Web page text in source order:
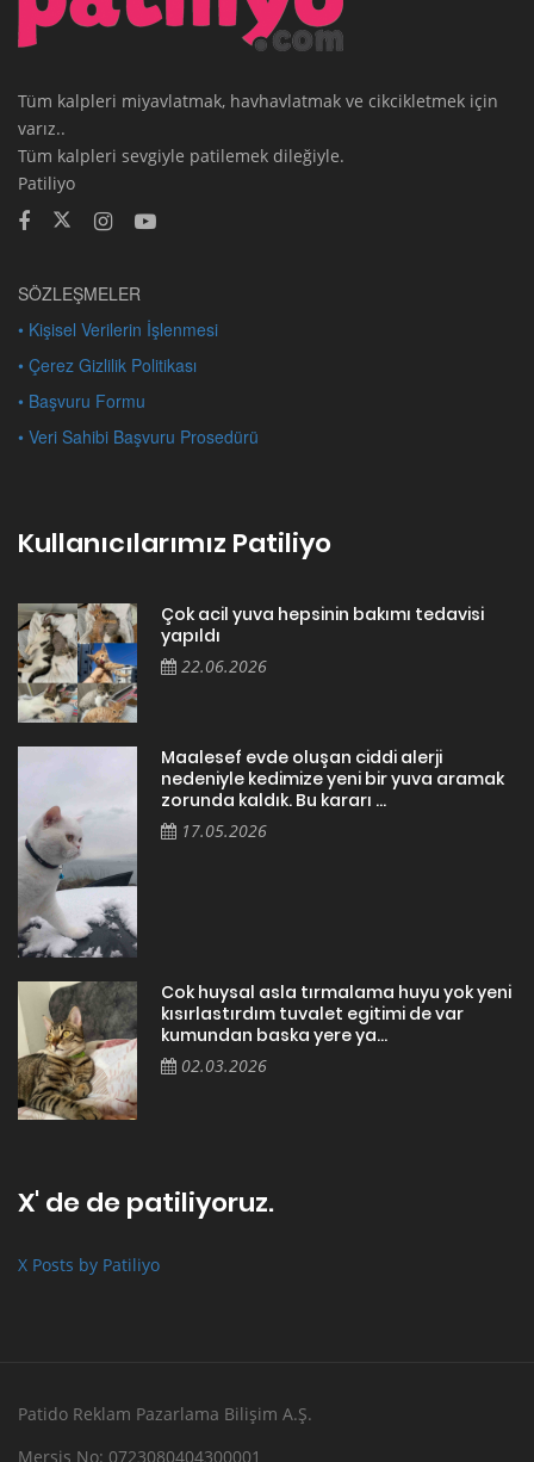
Tüm kalpleri miyavlatmak, havhavlatmak ve cikcikletmek için
varız..
Tüm kalpleri sevgiyle patilemek dileğiyle.
Patiliyo
SÖZLEŞMELER
• Kişisel Verilerin İşlenmesi
• Çerez Gizlilik Politikası
• Başvuru Formu
• Veri Sahibi Başvuru Prosedürü
Kullanıcılarımız Patiliyo
Çok acil yuva hepsinin bakımı tedavisi
yapıldı
22.06.2026
Maalesef evde oluşan ciddi alerji
nedeniyle kedimize yeni bir yuva aramak
zorunda kaldık. Bu kararı ...
17.05.2026
Cok huysal asla tırmalama huyu yok yeni
kısırlastırdım tuvalet egitimi de var
kumundan baska yere ya...
02.03.2026
X' de de patiliyoruz.
X Posts by Patiliyo
Patido Reklam Pazarlama Bilişim A.Ş.
Mersis No: 0723080404300001